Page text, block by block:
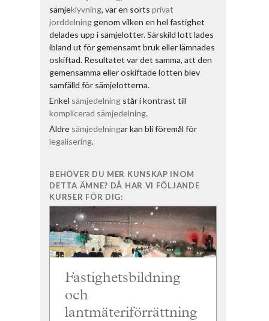
sämjeklyvning, var en sortsprivat
jorddelning genom vilken en hel fastighet
delades upp i sämjelotter. Särskild lott lades
ibland ut för gemensamt bruk eller lämnades
oskiftad. Resultatet var det samma, att den
gemensamma eller oskiftade lotten blev
samfälld för sämjelotterna.
Enkel sämjedelning står i kontrast till
komplicerad sämjedelning.
Äldre sämjedelningar kan bli föremål för
legalisering.
BEHÖVER DU MER KUNSKAP INOM
DETTA ÄMNE? DÅ HAR VI FÖLJANDE
KURSER FÖR DIG:
Fastighetsbildning
och
lantmäteriförrättning